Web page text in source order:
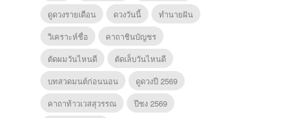
ดูดวงรายเดือน
ดวงวันนี้
ทํานายฝัน
วิเคราะห์ชื่อ
คาถาชินบัญชร
ตัดผมวันไหนดี
ตัดเล็บวันไหนดี
บทสวดมนต์ก่อนนอน
ดูดวงปี 2569
คาถาท้าวเวสสุวรรณ
ปีชง 2569